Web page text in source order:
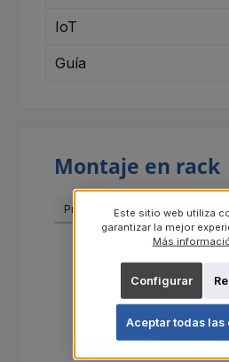
IoT
Guía
Montaje en rack
Este sitio web utiliza
garantizar la mejor
Más
Configurar
Aceptar todas las